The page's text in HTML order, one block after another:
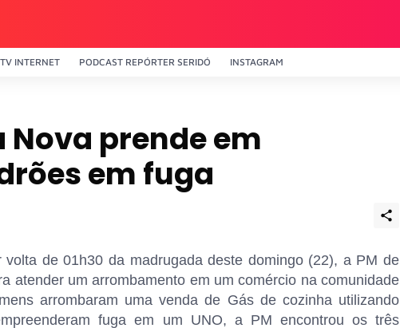
INTERNET PODCAST REPÓRTER SERIDÓ INSTAGRAM
Nova prende em
em fuga
volta de 01h30 da madrugada deste domingo (22), a PM de
atender um arrombamento em um comércio na comunidade
arrombaram uma venda de Gás de cozinha utilizando
fuga em um UNO, a PM encontrou os três